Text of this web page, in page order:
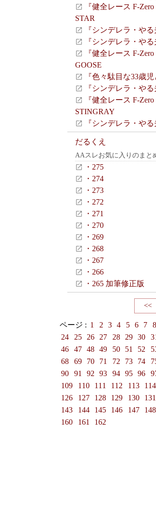
『健全レース F-
STAR
『シンデレラ・や
『シンデレラ・や
『健全レース F-
GOOSE
『色々駄目な33歳
『シンデレラ・や
『健全レース F-
STINGRAY
『シンデレラ・や
だるくえ
AAスレお気に入りのまと
・275
・274
・273
・272
・271
・270
・269
・268
・267
・266
・265 加筆修正版
<<
ページ : 1 2 3 4 5 6 7 8
24
25 26 27 28 29 30
46
47 48 49 50 51 52
68
69 70 71 72 73 74
90
91 92 93 94 95 96
109
110 111 112 113 114
126
127 128 129 130 131
143
144 145 146 147 148
160
161 162